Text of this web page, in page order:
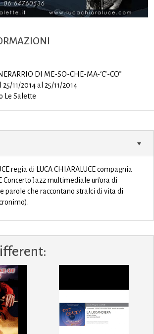
DI ME-SO-CHE-MA-‘C’-CO”
25/11/2014 al 25/11/2014
Le Salette
regia di LUCA CHIARALUCE compagnia
Concerto Jazz multimediale un’ora di
parole che raccontano stralci di vita di